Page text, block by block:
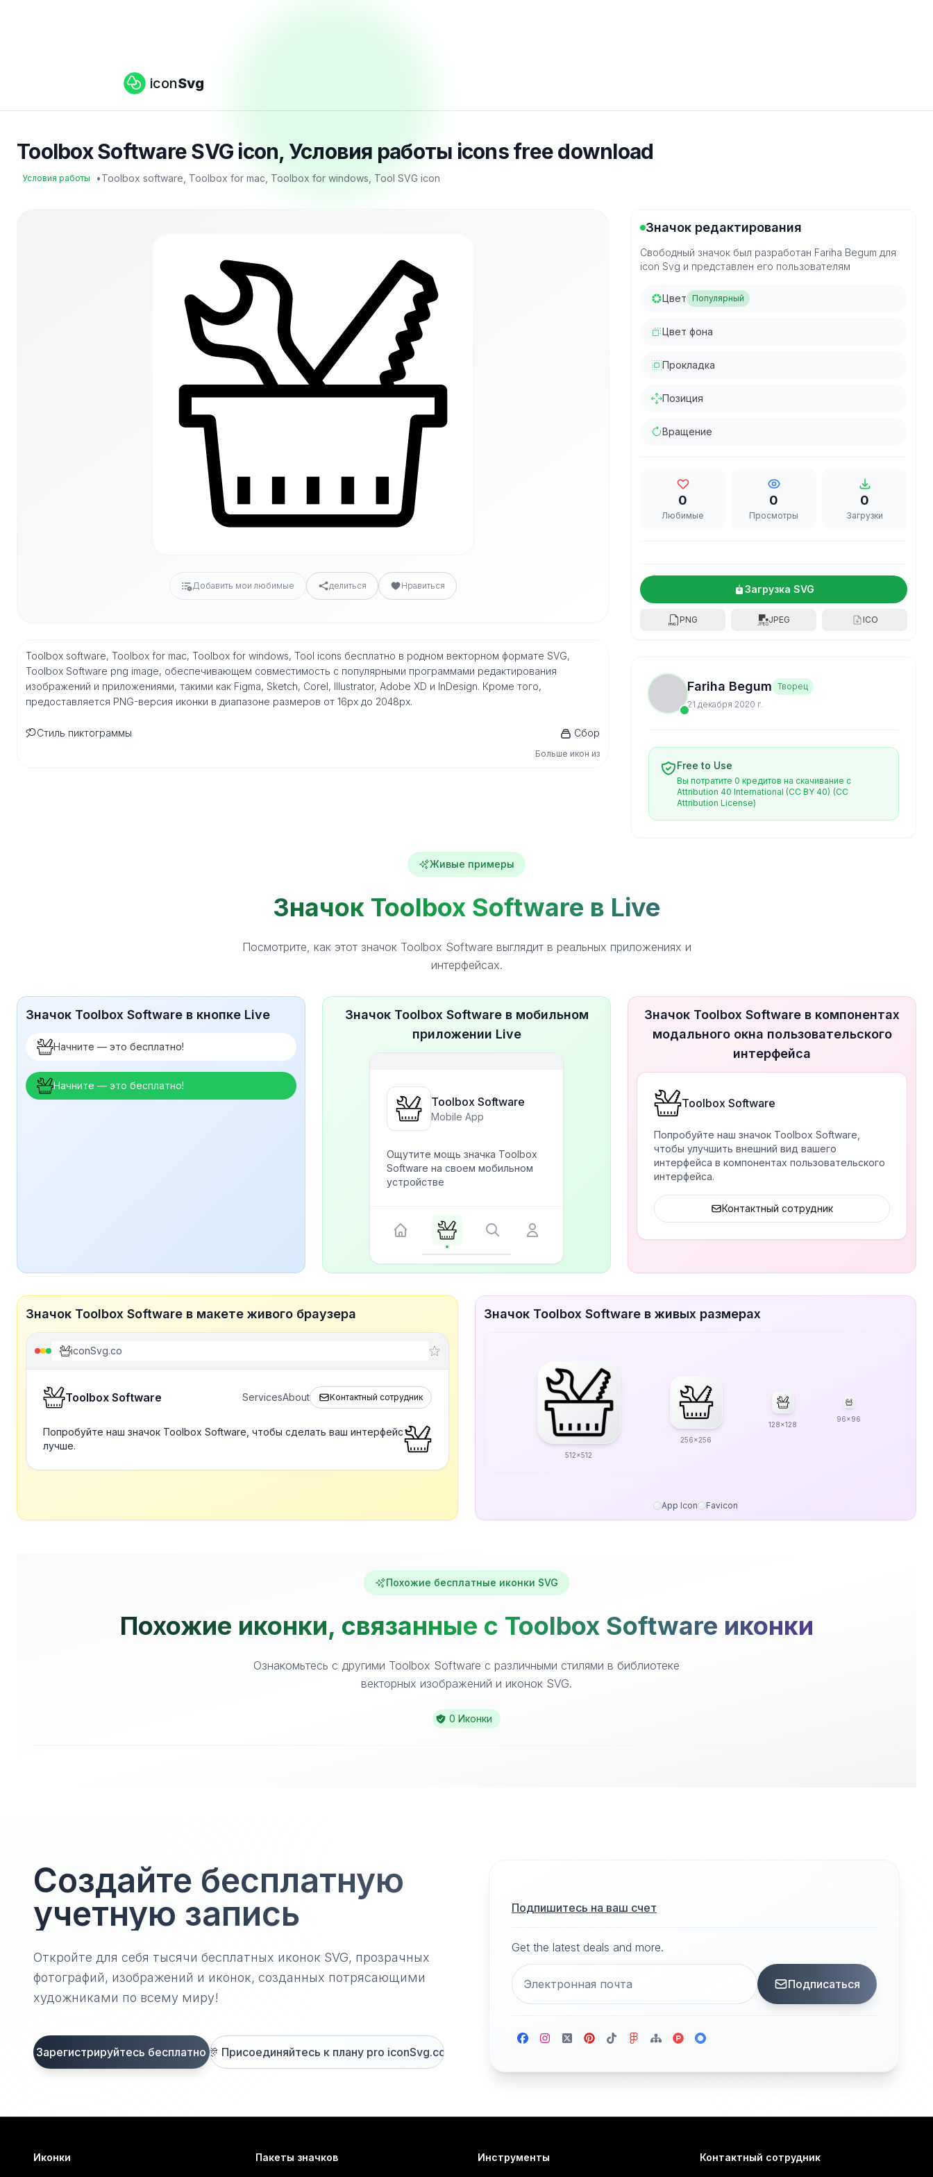
iconSvg
Toolbox Software SVG icon, Условия работы icons free download
Условия работы •Toolbox software, Toolbox for mac, Toolbox for windows, Tool SVG icon
Добавить мои любимые делиться Нравиться
Toolbox software, Toolbox for mac, Toolbox for windows, Tool icons бесплатно в родном векторном формате SVG,
Toolbox Software png image, обеспечивающем совместимость с популярными программами редактирования
изображений и приложениями, такими как Figma, Sketch, Corel, Illustrator, Adobe XD и InDesign. Кроме того,
предоставляется PNG-версия иконки в диапазоне размеров от 16px до 2048px.
Стиль пиктограммы Сбор
Больше икон из
Значок редактирования
Свободный значок был разработан Fariha Begum для
icon Svg и представлен его пользователям
Цвет Популярный
Цвет фона
Прокладка
Позиция
Вращение
0
Любимые
0
Просмотры
0
Загрузки
Загрузка SVG
PNG JPEG ICO
Fariha Begum Творец
21 декабря 2020 г.
Free to Use
Вы потратите 0 кредитов на скачивание с
Attribution 40 International (CC BY 40) (CC
Attribution License)
Живые примеры
Значок Toolbox Software в Live
Посмотрите, как этот значок Toolbox Software выглядит в реальных приложениях и
интерфейсах.
Значок Toolbox Software в кнопке Live
Начните — это бесплатно!
Начните — это бесплатно!
Значок Toolbox Software в мобильном
приложении Live
Toolbox Software
Mobile App
Ощутите мощь значка Toolbox
Software на своем мобильном
устройстве
Значок Toolbox Software в компонентах
модального окна пользовательского
интерфейса
Toolbox Software
Попробуйте наш значок Toolbox Software,
чтобы улучшить внешний вид вашего
интерфейса в компонентах пользовательского
интерфейса.
Контактный сотрудник
Значок Toolbox Software в макете живого браузера
iconSvg.co
Toolbox Software ServicesAbout Контактный сотрудник
Попробуйте наш значок Toolbox Software, чтобы сделать ваш интерфейс
лучше.
Значок Toolbox Software в живых размерах
512x512
256x256
128x128
96x96
App Icon Favicon
Похожие бесплатные иконки SVG
Похожие иконки, связанные с Toolbox Software иконки
Ознакомьтесь с другими Toolbox Software с различными стилями в библиотеке
векторных изображений и иконок SVG.
0 Иконки
Создайте бесплатную
учетную запись
Откройте для себя тысячи бесплатных иконок SVG, прозрачных
фотографий, изображений и иконок, созданных потрясающими
художниками по всему миру!
Зарегистрируйтесь бесплатно 🎊 Присоединяйтесь к плану pro iconSvg.co
Подпишитесь на ваш счет
Get the latest deals and more.
Подписаться
Иконки Пакеты значков Инструменты Контактный сотрудник